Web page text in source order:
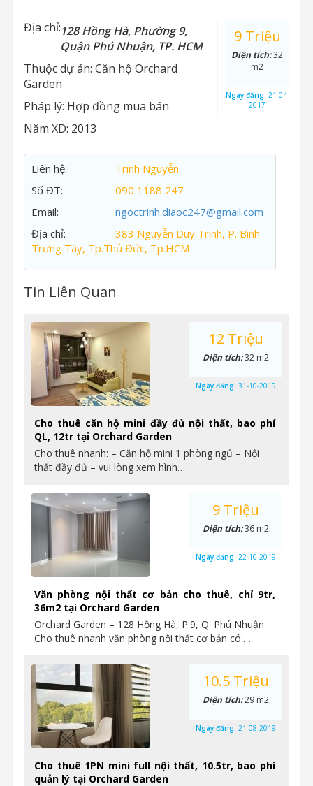
Địa chỉ:128 Hồng Hà, Phường 9,
Quận Phú Nhuận, TP. HCM
Thuộc dự án: Căn hộ Orchard
Garden
Pháp lý: Hợp đồng mua bán
Năm XD: 2013
9 Triệu
Diện tích:32
m2
Ngày đăng: 21-04-
2017
Liên hệ:
Trinh Nguyễn
Số ĐT:
090 1188 247
Email:
ngoctrinh.diaoc247@gmail.com
Địa chỉ:
383 Nguyễn Duy Trinh, P. Bình
Trưng Tây, Tp.Thủ Đức, Tp.HCM
Tin Liên Quan
Cho thuê căn hộ mini đầy đủ nội thất, bao phí
QL, 12tr tại Orchard Garden
Cho thuê nhanh: – Căn hộ mini 1 phòng ngủ – Nội
thất đầy đủ – vui lòng xem hình…
12 Triệu
Diện tích:32 m2
Ngày đăng: 31-10-2019
Văn phòng nội thất cơ bản cho thuê, chỉ 9tr,
36m2 tại Orchard Garden
Orchard Garden – 128 Hồng Hà, P.9, Q. Phú Nhuận
Cho thuê nhanh văn phòng nội thất cơ bản có:…
9 Triệu
Diện tích:36 m2
Ngày đăng: 22-10-2019
Cho thuê 1PN mini full nội thất, 10.5tr, bao phí
quản lý tại Orchard Garden
10.5 Triệu
Diện tích:29 m2
Ngày đăng: 21-08-2019